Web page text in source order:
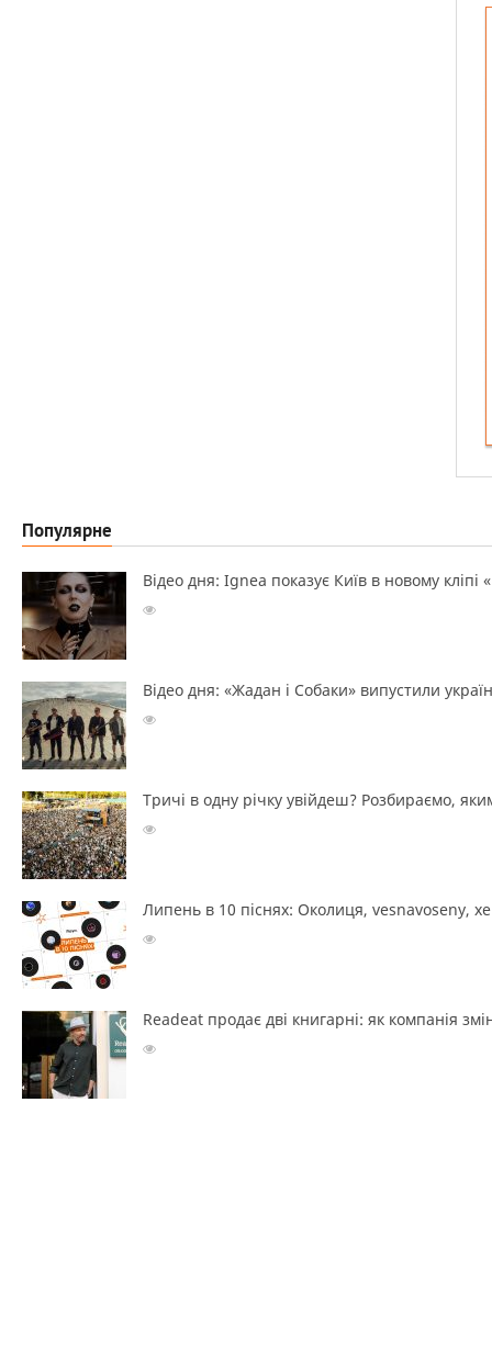
Популярне
Відео дня: Ignea показує Київ в новому кліпі
Відео дня: «Жадан і Собаки» випустили
Тричі в одну річку увійдеш? Розбираємо,
Липень в 10 піснях: Околиця, vesnavoseny,
Readeat продає дві книгарні: як компанія